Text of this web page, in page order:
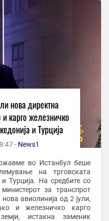
нова директна
карго железничко
и Турција
- News1
во Истанбул беше
на трговската
Турција. На средбите со
за транспрот
авиолинија од 2 јули,
и железничко карго
истакна заменик